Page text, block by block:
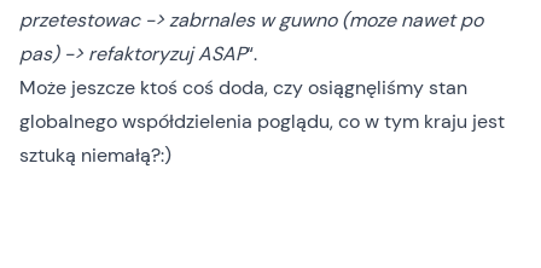
przetestowac -> zabrnales w guwno (moze nawet po
pas) -> refaktoryzuj ASAP“.
Może jeszcze ktoś coś doda, czy osiągnęliśmy stan
globalnego współdzielenia poglądu, co w tym kraju jest
sztuką niemałą?:)